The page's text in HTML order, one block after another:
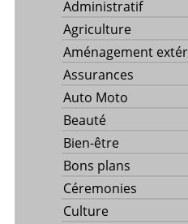
Administratif
Agriculture
Aménagement
Assurances
Auto Moto
Beauté
Bien-être
Bons plans
Céremonies
Culture